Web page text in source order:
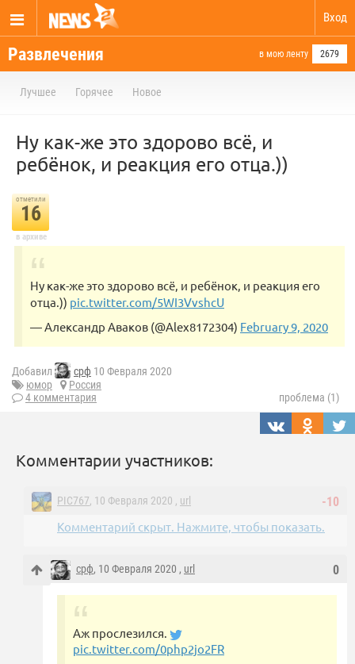
Вход
Развлечения в мою ленту 2679
Лучшее Горячее Новое
Ну как-же это здорово всё, и
ребёнок, и реакция его отца.))
отметили
16
в архиве
Ну как-же это здорово всё, и ребёнок, и реакция его
отца.)) pic.twitter.com/5WI3VvshcU
— Александр Аваков (@Alex8172304) February 9, 2020
Добавил срф 10 Февраля 2020
юмор
Россия
4 комментария
проблема (1)
Комментарии участников:
-10
PIC767, 10 Февраля 2020 , url
Комментарий скрыт. Нажмите, чтобы показать.
0
срф, 10 Февраля 2020 , url
Аж прослезился.
pic.twitter.com/0php2jo2FR